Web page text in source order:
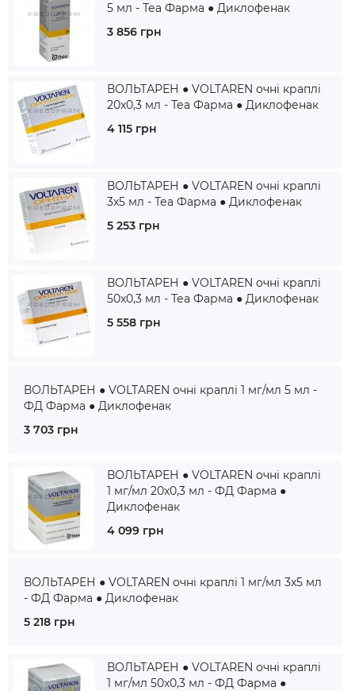
5 мл - Теа Фарма ● Диклофенак
3 856 грн
ВОЛЬТАРЕН ● VOLTAREN очні краплі
20x0,3 мл - Теа Фарма ● Диклофенак
4 115 грн
ВОЛЬТАРЕН ● VOLTAREN очні краплі
3x5 мл - Теа Фарма ● Диклофенак
5 253 грн
ВОЛЬТАРЕН ● VOLTAREN очні краплі
50x0,3 мл - Теа Фарма ● Диклофенак
5 558 грн
ВОЛЬТАРЕН ● VOLTAREN очні краплі 1 мг/мл 5 мл -
ФД Фарма ● Диклофенак
3 703 грн
ВОЛЬТАРЕН ● VOLTAREN очні краплі
1 мг/мл 20x0,3 мл - ФД Фарма ●
Диклофенак
4 099 грн
ВОЛЬТАРЕН ● VOLTAREN очні краплі 1 мг/мл 3x5 мл
- ФД Фарма ● Диклофенак
5 218 грн
ВОЛЬТАРЕН ● VOLTAREN очні краплі
1 мг/мл 50x0,3 мл - ФД Фарма ●